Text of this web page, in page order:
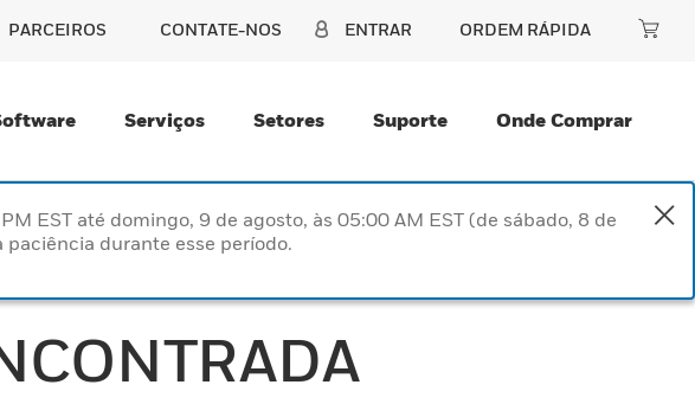
PARCEIROS CONTATE-NOS ENTRAR ORDEM RÁPIDA
Serviços Setores Suporte Onde Comprar
EST até domingo, 9 de agosto, às 05:00 AM EST (de sábado, 8 de
paciência durante esse período.